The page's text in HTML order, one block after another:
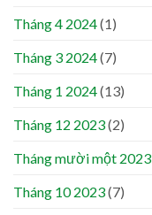
Tháng 4 2024(1)
Tháng 3 2024(7)
Tháng 1 2024(13)
Tháng 12 2023(2)
Tháng mười một 2023
Tháng 10 2023(7)